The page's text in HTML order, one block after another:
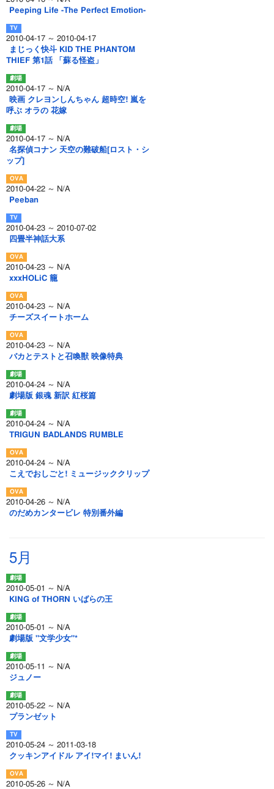
Peeping Life -The Perfect Emotion-
2010-04-17 ～ 2010-04-17
まじっく快斗 KID THE PHANTOM
THIEF 第1話 「蘇る怪盗」
2010-04-17 ～ N/A
映画 クレヨンしんちゃん 超時空! 嵐を
呼ぶ オラの 花嫁
2010-04-17 ～ N/A
名探偵コナン 天空の難破船[ロスト・シ
ップ]
2010-04-22 ～ N/A
Peeban
2010-04-23 ～ 2010-07-02
四畳半神話大系
2010-04-23 ～ N/A
xxxHOLiC 籠
2010-04-23 ～ N/A
チーズスイートホーム
2010-04-23 ～ N/A
バカとテストと召喚獣 映像特典
2010-04-24 ～ N/A
劇場版 銀魂 新訳 紅桜篇
2010-04-24 ～ N/A
TRIGUN BADLANDS RUMBLE
2010-04-24 ～ N/A
こえでおしごと! ミュージッククリップ
2010-04-26 ～ N/A
のだめカンタービレ 特別番外編
5月
2010-05-01 ～ N/A
KING of THORN いばらの王
2010-05-01 ～ N/A
劇場版 "文学少女"*
2010-05-11 ～ N/A
ジュノー
2010-05-22 ～ N/A
プランゼット
2010-05-24 ～ 2011-03-18
クッキンアイドル アイ!マイ! まいん!
2010-05-26 ～ N/A